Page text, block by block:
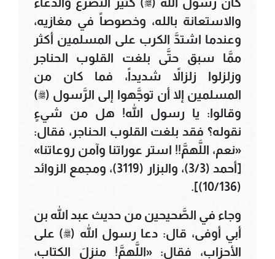
والاستعانة بالله، وخصوصاً في مغازيه،
وعندما اشتدَّ الكرب على المسلمين أكثر
ممَّا سبق حتَّى بلغت القلوب الحناجر
وزلزلوا زلزالاً شديداً، فما كان من
المسلمين إلا أن توجَّهوا إلى الرَّسول (ﷺ)
وقالوا: يا رسول الله! هل من شيءٍ
نقوله؟ فقد بلغت القلوب الحناجر، فقال:
«نعم، اللَّهمَّ!! استر عوراتنا وآمن روعاتنا»
[أحمد (3/3)، والبزار (3119)، ومجمع الزوائد
(10/136)].
وجاء في الصَّحيحين من حديث عبد الله بن
أبي أوفى، قال: دعا رسول الله (ﷺ) على
الأحزاب، فقال: «اللَّهمَّ! منزلَ الكتاب،